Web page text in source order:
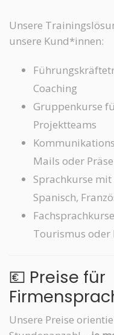
Unsere
unsere Kund*innen:
Coaching
Gruppenkurse
Projektteams
Mails oder
Sprachkurse mit
Spanisch,
Tourismus oder
💶 Preise für
Unsere Preise